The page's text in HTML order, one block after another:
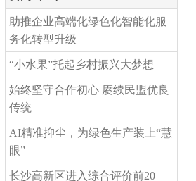
助推企业高端化绿色化智能化服
务化转型升级
“小水果”托起乡村振兴大梦想
始终坚守合作初心 赓续民盟优良
传统
AI精准抑尘，为绿色生产装上“慧
眼”
长沙高新区进入综合评价前20